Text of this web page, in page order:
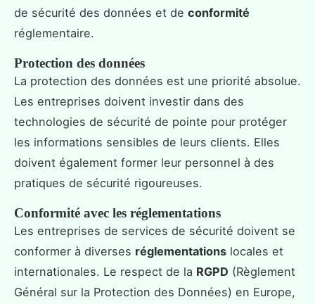
de sécurité des données et de conformité
réglementaire.
Protection des données
La protection des données est une priorité absolue.
Les entreprises doivent investir dans des
technologies de sécurité de pointe pour protéger
les informations sensibles de leurs clients. Elles
doivent également former leur personnel à des
pratiques de sécurité rigoureuses.
Conformité avec les réglementations
Les entreprises de services de sécurité doivent se
conformer à diverses réglementations locales et
internationales. Le respect de la RGPD (Règlement
Général sur la Protection des Données) en Europe,